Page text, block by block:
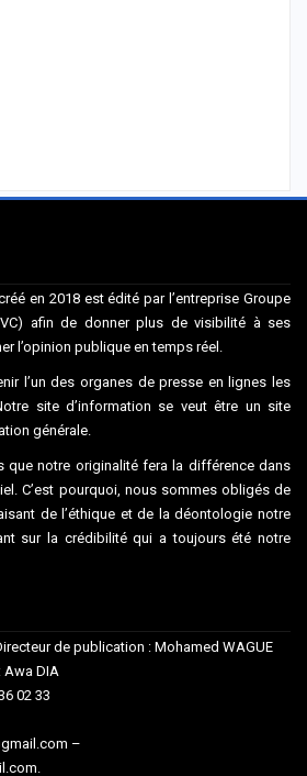
en 2018 est édité par l’entreprise Groupe
afin de donner plus de visibilité à ses
l’opinion publique en temps réel.
l’un des organes de presse en lignes les
site d’information se veut être un site
générale.
que notre originalité fera la différence dans
C’est pourquoi, nous sommes obligés de
de l’éthique et de la déontologie notre
sur la crédibilité qui a toujours été notre
de publication : Mohamed WAGUE
DIA
02 33
–